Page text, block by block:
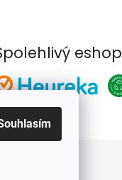
eshop